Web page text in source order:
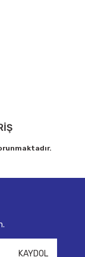
KAYDOL